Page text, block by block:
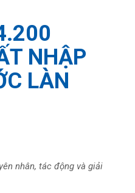
Nhận báo giá Tin tức
NHẬP
LÀN
nhân, tác động và giải